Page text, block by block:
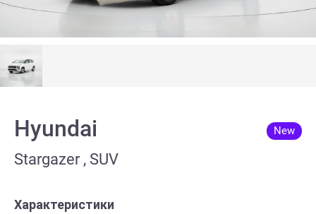
Hyundai
Stargazer , SUV
New
Характеристики